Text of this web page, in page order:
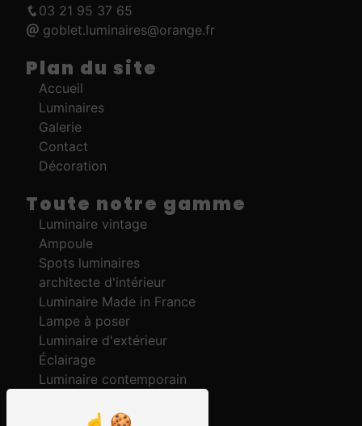
03 21 95 37 65
goblet.luminaires@orange.fr
Plan du site
Accueil
Luminaires
Galerie
Contact
Décoration
Toute notre gamme
Luminaire vintage
Ampoule
Spots luminaires
architecte d'intérieur
Luminaire Made in France
Lampe à poser
Luminaire d'extérieur
Éclairage
Luminaire contemporain
Lampadaire